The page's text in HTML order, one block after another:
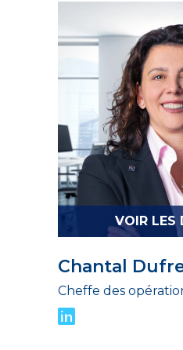
VOIR LES
Chantal
Cheffe des